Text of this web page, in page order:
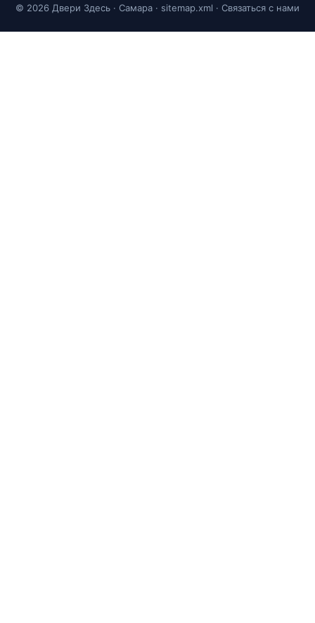
© 2026 Двери Здесь · Самара · sitemap.xml · Связаться с нами